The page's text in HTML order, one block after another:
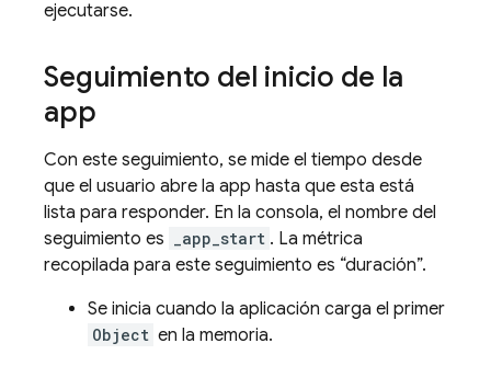
ejecutarse.
Seguimiento del inicio de la
app
Con este seguimiento, se mide el tiempo desde
que el usuario abre la app hasta que esta está
lista para responder. En la consola, el nombre del
seguimiento es
_app_start . La métrica
recopilada para este seguimiento es “duración”.
Se inicia cuando la aplicación carga el primer
Object en la memoria.